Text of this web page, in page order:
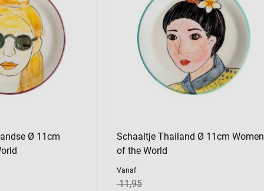
Ø 11cm
Schaaltje Thailand Ø 11cm Women
of the World
Vanaf
11,95